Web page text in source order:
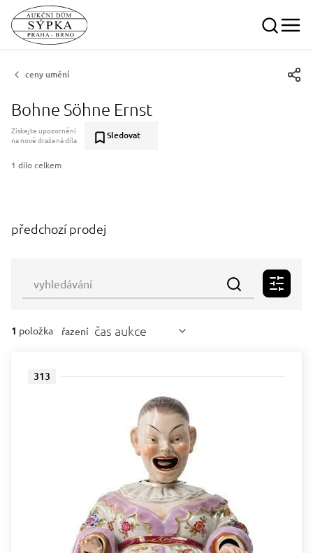
ceny umění
Bohne Söhne Ernst
Získejte upozornění
na nově dražená díla
Sledovat
1 dílo celkem
předchozí prodej
1 položka řazení čas aukce
313